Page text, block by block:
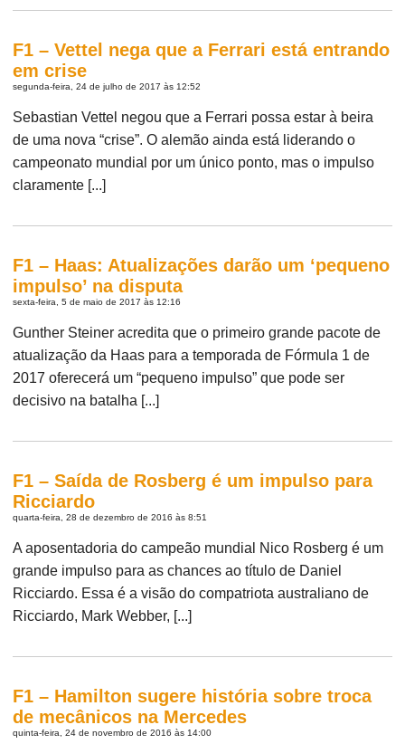
F1 – Vettel nega que a Ferrari está entrando
em crise
segunda-feira, 24 de julho de 2017 às 12:52
Sebastian Vettel negou que a Ferrari possa estar à beira
de uma nova “crise”. O alemão ainda está liderando o
campeonato mundial por um único ponto, mas o impulso
claramente [...]
F1 – Haas: Atualizações darão um ‘pequeno
impulso’ na disputa
sexta-feira, 5 de maio de 2017 às 12:16
Gunther Steiner acredita que o primeiro grande pacote de
atualização da Haas para a temporada de Fórmula 1 de
2017 oferecerá um “pequeno impulso” que pode ser
decisivo na batalha [...]
F1 – Saída de Rosberg é um impulso para
Ricciardo
quarta-feira, 28 de dezembro de 2016 às 8:51
A aposentadoria do campeão mundial Nico Rosberg é um
grande impulso para as chances ao título de Daniel
Ricciardo. Essa é a visão do compatriota australiano de
Ricciardo, Mark Webber, [...]
F1 – Hamilton sugere história sobre troca
de mecânicos na Mercedes
quinta-feira, 24 de novembro de 2016 às 14:00